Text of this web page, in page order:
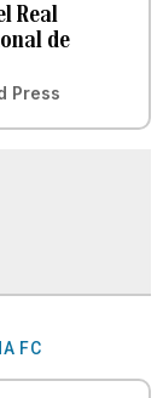
Real
de
Press
FC